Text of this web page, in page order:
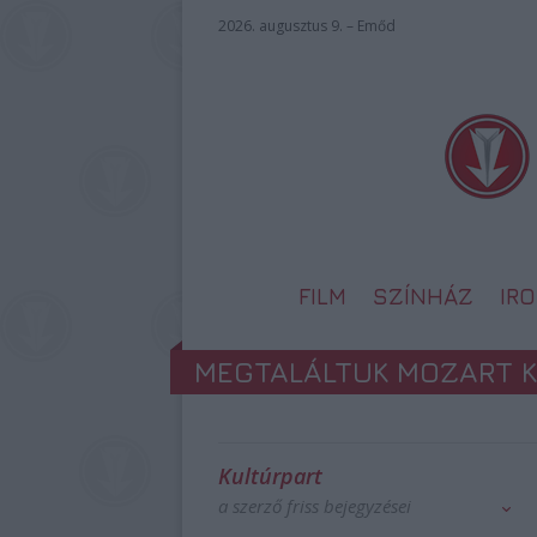
2026. augusztus 9. – Emőd
FILM SZÍNHÁZ
MEGTALÁLTUK MOZART
Kultúrpart
a szerző friss bejegyzései